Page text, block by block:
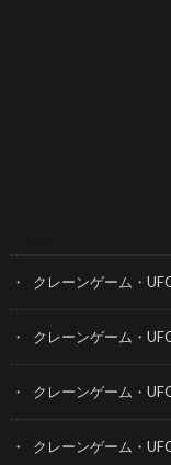
クレーンゲーム・
クレーンゲーム・
クレーンゲーム・
クレーンゲーム・